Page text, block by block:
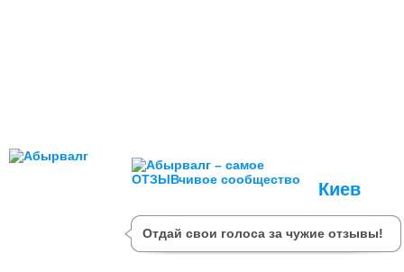
Киев
Отдай свои голоса за чужие отзывы!